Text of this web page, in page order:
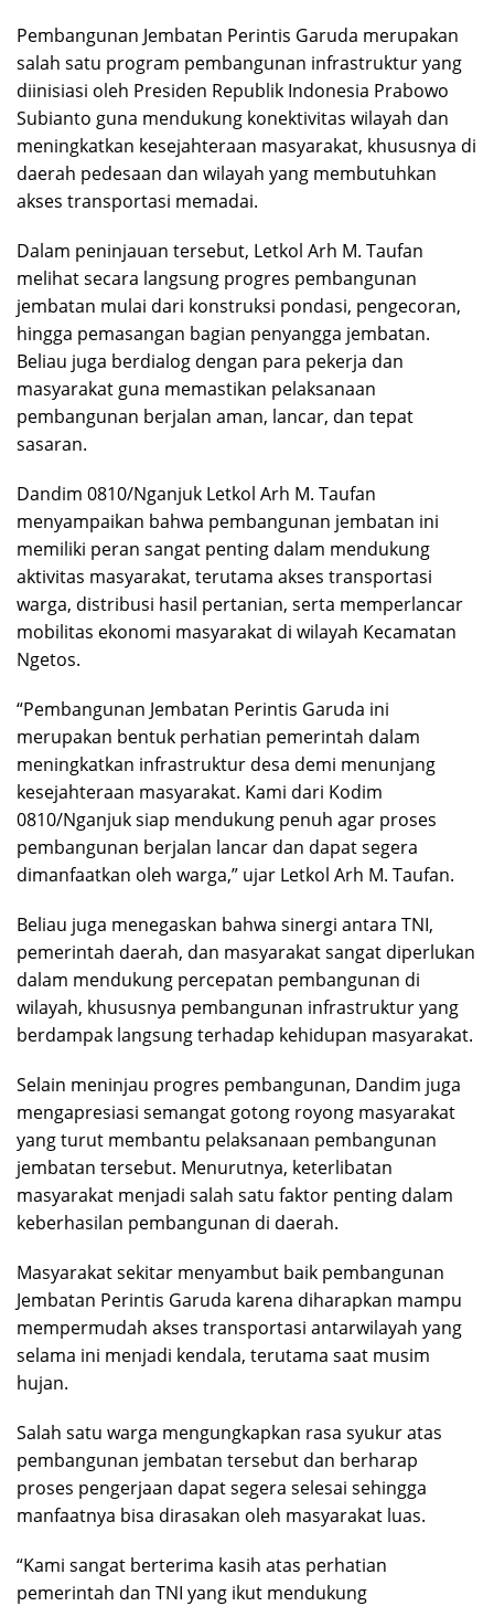
Pembangunan Jembatan Perintis Garuda merupakan
salah satu program pembangunan infrastruktur yang
diinisiasi oleh Presiden Republik Indonesia Prabowo
Subianto guna mendukung konektivitas wilayah dan
meningkatkan kesejahteraan masyarakat, khususnya di
daerah pedesaan dan wilayah yang membutuhkan
akses transportasi memadai.
Dalam peninjauan tersebut, Letkol Arh M. Taufan
melihat secara langsung progres pembangunan
jembatan mulai dari konstruksi pondasi, pengecoran,
hingga pemasangan bagian penyangga jembatan.
Beliau juga berdialog dengan para pekerja dan
masyarakat guna memastikan pelaksanaan
pembangunan berjalan aman, lancar, dan tepat
sasaran.
Dandim 0810/Nganjuk Letkol Arh M. Taufan
menyampaikan bahwa pembangunan jembatan ini
memiliki peran sangat penting dalam mendukung
aktivitas masyarakat, terutama akses transportasi
warga, distribusi hasil pertanian, serta memperlancar
mobilitas ekonomi masyarakat di wilayah Kecamatan
Ngetos.
“Pembangunan Jembatan Perintis Garuda ini
merupakan bentuk perhatian pemerintah dalam
meningkatkan infrastruktur desa demi menunjang
kesejahteraan masyarakat. Kami dari Kodim
0810/Nganjuk siap mendukung penuh agar proses
pembangunan berjalan lancar dan dapat segera
dimanfaatkan oleh warga,” ujar Letkol Arh M. Taufan.
Beliau juga menegaskan bahwa sinergi antara TNI,
pemerintah daerah, dan masyarakat sangat diperlukan
dalam mendukung percepatan pembangunan di
wilayah, khususnya pembangunan infrastruktur yang
berdampak langsung terhadap kehidupan masyarakat.
Selain meninjau progres pembangunan, Dandim juga
mengapresiasi semangat gotong royong masyarakat
yang turut membantu pelaksanaan pembangunan
jembatan tersebut. Menurutnya, keterlibatan
masyarakat menjadi salah satu faktor penting dalam
keberhasilan pembangunan di daerah.
Masyarakat sekitar menyambut baik pembangunan
Jembatan Perintis Garuda karena diharapkan mampu
mempermudah akses transportasi antarwilayah yang
selama ini menjadi kendala, terutama saat musim
hujan.
Salah satu warga mengungkapkan rasa syukur atas
pembangunan jembatan tersebut dan berharap
proses pengerjaan dapat segera selesai sehingga
manfaatnya bisa dirasakan oleh masyarakat luas.
“Kami sangat berterima kasih atas perhatian
pemerintah dan TNI yang ikut mendukung